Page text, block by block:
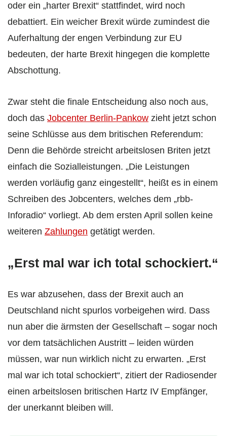
oder ein „harter Brexit“ stattfindet, wird noch
debattiert. Ein weicher Brexit würde zumindest die
Auferhaltung der engen Verbindung zur EU
bedeuten, der harte Brexit hingegen die komplette
Abschottung.
Zwar steht die finale Entscheidung also noch aus,
doch das Jobcenter Berlin-Pankow zieht jetzt schon
seine Schlüsse aus dem britischen Referendum:
Denn die Behörde streicht arbeitslosen Briten jetzt
einfach die Sozialleistungen. „Die Leistungen
werden vorläufig ganz eingestellt“, heißt es in einem
Schreiben des Jobcenters, welches dem „rbb-
Inforadio“ vorliegt. Ab dem ersten April sollen keine
weiteren Zahlungen getätigt werden.
„Erst mal war ich total schockiert.“
Es war abzusehen, dass der Brexit auch an
Deutschland nicht spurlos vorbeigehen wird. Dass
nun aber die ärmsten der Gesellschaft – sogar noch
vor dem tatsächlichen Austritt – leiden würden
müssen, war nun wirklich nicht zu erwarten. „Erst
mal war ich total schockiert“, zitiert der Radiosender
einen arbeitslosen britischen Hartz IV Empfänger,
der unerkannt bleiben will.